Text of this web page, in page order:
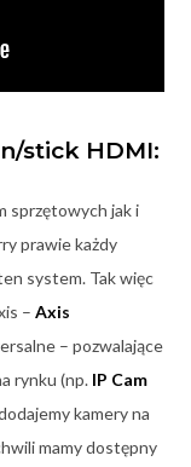
stick HDMI:
sprzętowych jak i
prawie każdy
system. Tak więc
– Axis
– pozwalające
rynku (np.IP Cam
kamery na
mamy dostępny